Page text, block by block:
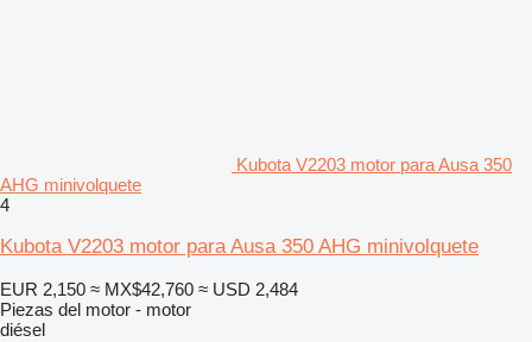
Kubota V2203 motor para Ausa 350
AHG minivolquete
4
Kubota V2203 motor para Ausa 350 AHG minivolquete
EUR 2,150 ≈ MX$42,760 ≈ USD 2,484
Piezas del motor - motor
diésel